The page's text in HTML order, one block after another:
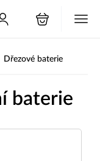
Dřezové baterie
baterie